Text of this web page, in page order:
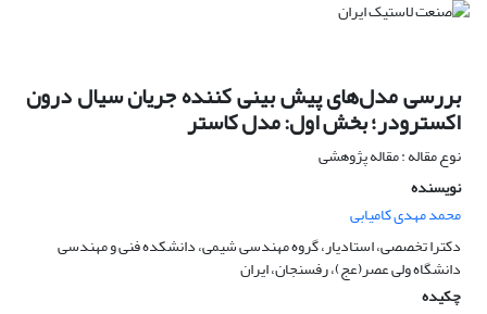
بررسی مدل‌های پیش بینی کننده جریان سیال درون
اکسترودر؛ بخش اول: مدل کاستر
نوع مقاله : مقاله پژوهشی
نویسنده
محمد مهدی کامیابی
دکترا تخصصی، استادیار، گروه مهندسی شیمی، دانشکده فنی و مهندسی
دانشگاه ولی عصر(عج)، رفسنجان، ایران
چکیده